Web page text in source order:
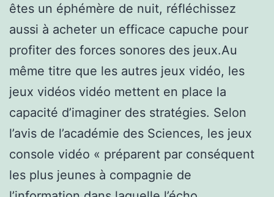
êtes un éphémère de nuit, réfléchissez
aussi à acheter un efficace capuche pour
profiter des forces sonores des jeux.Au
même titre que les autres jeux vidéo, les
jeux vidéos vidéo mettent en place la
capacité d’imaginer des stratégies. Selon
l’avis de l’académie des Sciences, les jeux
console vidéo « préparent par conséquent
les plus jeunes à compagnie de